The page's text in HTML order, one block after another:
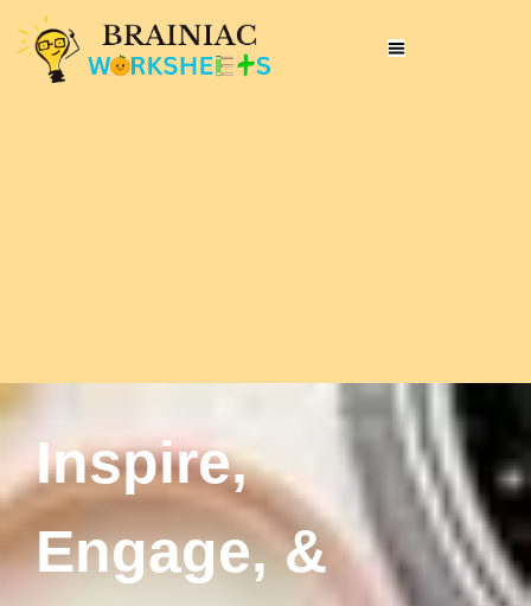
Inspire,
Engage, &